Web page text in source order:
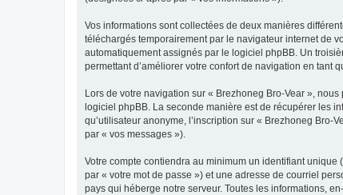
Vos informations sont collectées de deux manières
téléchargés temporairement par le navigateur internet de
automatiquement assignés par le logiciel phpBB. Un
permettant d’améliorer votre confort de navigation en tant
Lors de votre navigation sur « Brezhoneg Bro-Vear »,
logiciel phpBB. La seconde manière est de récupérer les
qu’utilisateur anonyme, l’inscription sur « Brezhoneg
par « vos messages »).
Votre compte contiendra au minimum un identifiant
par « votre mot de passe ») et une adresse de courriel
pays qui héberge notre serveur. Toutes les informations,